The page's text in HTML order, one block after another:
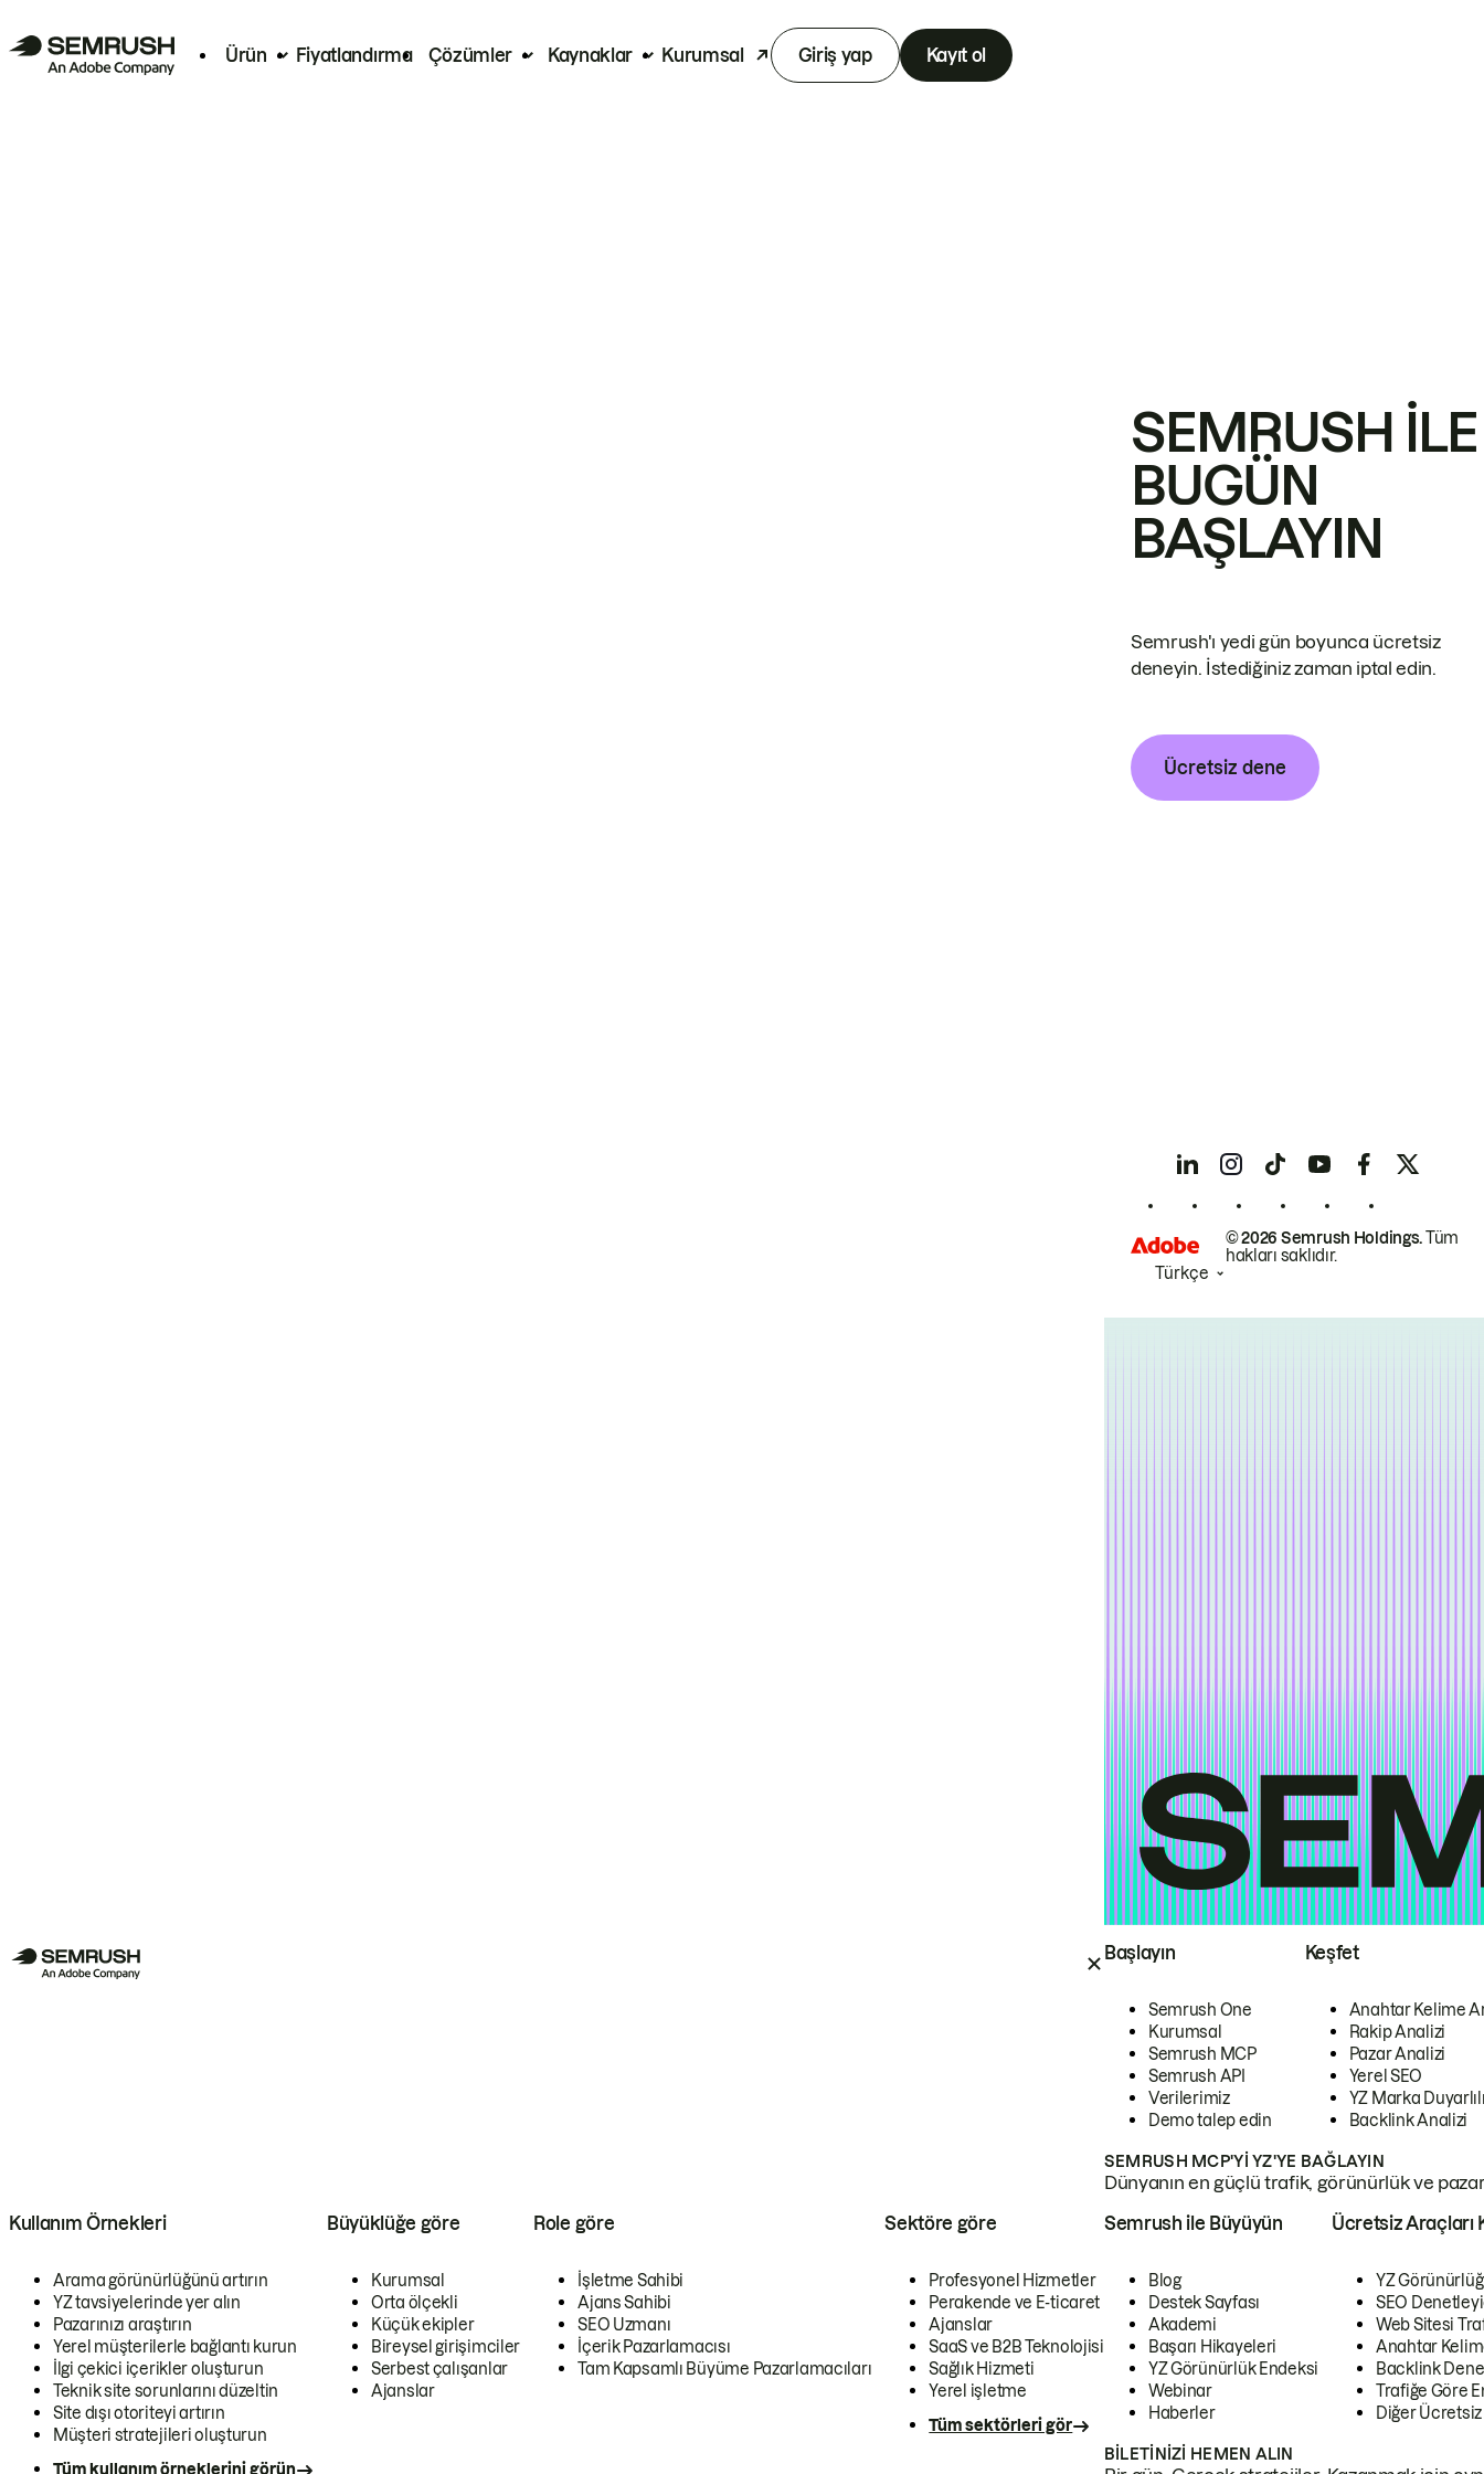
Ürün Fiyatlandırma Çözümler Kaynaklar Kurumsal Giriş yap Kayıt ol
Başlayın
Semrush One
Kurumsal
Semrush MCP
Semrush API
Verilerimiz
Demo talep edin
Keşfet
Anahtar Kelime
Rakip Analizi
Pazar Analizi
Yerel SEO
YZ Marka
Backlink Analizi
SEMRUSH MCP'YI YZ'YE BAĞLAYIN
Dünyanın en güçlü trafik, görünürlük ve
Kullanım Örnekleri
Arama görünürlüğünü artırın
YZ tavsiyelerinde yer alın
Pazarınızı araştırın
Yerel müşterilerle bağlantı kurun
İlgi çekici içerikler oluşturun
Teknik site sorunlarını düzeltin
Site dışı otoriteyi artırın
Müşteri stratejileri oluşturun
Tüm kullanım örneklerini görün
Büyüklüğe göre
Kurumsal
Orta ölçekli
Küçük ekipler
Bireysel girişimciler
Serbest çalışanlar
Ajanslar
Role göre
İşletme Sahibi
Ajans Sahibi
SEO Uzmanı
İçerik Pazarlamacısı
Tam Kapsamlı Büyüme Pazarlamacıları
Sektöre göre
Profesyonel Hizmetler
Perakende ve E-ticaret
Ajanslar
SaaS ve B2B Teknolojisi
Sağlık Hizmeti
Yerel işletme
Tüm sektörleri gör
Semrush ile Büyüyün
Blog
Destek Sayfası
Akademi
Başarı Hikayeleri
YZ Görünürlük Endeksi
Webinar
Haberler
Ücretsiz Araçları
YZ
SEO
Web Sitesi
Anahtar
Backlink
Trafiğe Göre
Diğer
BILETINIZI HEMEN ALIN
SEMRUSH ILE
BUGÜN
BAŞLAYIN
Semrush'ı yedi gün boyunca ücretsiz
deneyin. İstediğiniz zaman iptal edin.
Ücretsiz dene
© 2026 Semrush Holdings.Tüm
hakları saklıdır.
Türkçe